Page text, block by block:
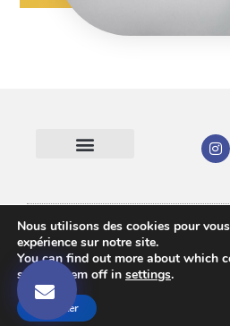
©2025 - Goodix
Nous utilisons des cookies pour
expérience sur notre site.
You can find out more about which
switch them off in settings.
Accepter